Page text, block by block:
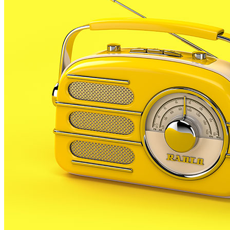
els 40 anys d’història de Ràdio Palafolls, s’ha preparat
un gran sorteig en col·laboració amb Marineland.
Concretament, des d’avui dilluns i fins divendres
estarem sortejant 40 entrades individuals pel parc
Cada dia està previst que se sortegin 8 entrades, és a
dir 4 entrades dobles per anar a Marineland. Les
persones guanyadores hauran hagut de superar una
de les diverses proves que tenim preparades. Per
exemple, algunes es faran a les xarxes socials,
d’altres en directe, i d’altres faran que els
participants visitin algun lloc de Palafolls que estigui
directament relacionat amb l’emissora.